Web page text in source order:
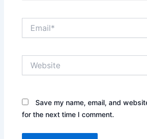
Save my name, email, and
for the next time I comment.